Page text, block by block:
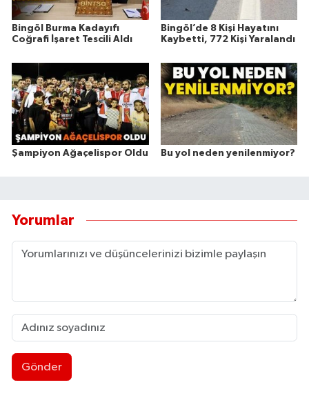
Bingöl Burma Kadayıfı
Coğrafi İşaret Tescili Aldı
Bingöl’de 8 Kişi Hayatını
Kaybetti, 772 Kişi Yaralandı
Şampiyon Ağaçelispor Oldu Bu yol neden yenilenmiyor?
Yorumlar
Gönder